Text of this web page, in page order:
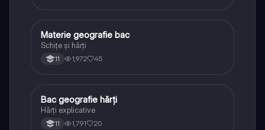
Geografie
Materie geografie bac
Schițe și hărți
11 1,972 45
Geografie
Bac geografie hărți
Hărți explicative
11 1,791 20